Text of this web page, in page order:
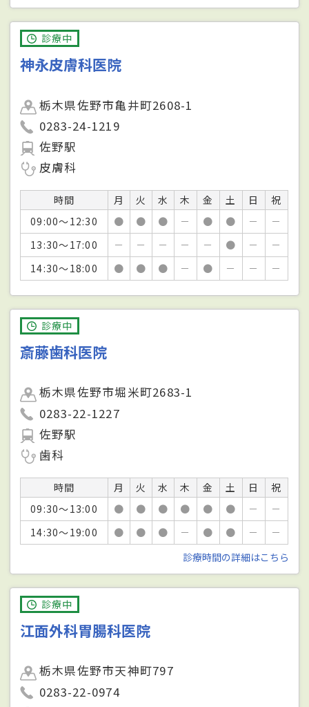
診療中
神永皮膚科医院
栃木県佐野市亀井町2608-1
0283-24-1219
佐野駅
皮膚科
時間 月 火 水 木 金 土 日
祝
09:00～12:30
● ● ● － ● ● －
－
13:30～17:00
－ － － － － ● －
－
14:30～18:00
● ● ● － ● － － －
診療中
斎藤歯科医院
栃木県佐野市堀米町2683-1
0283-22-1227
佐野駅
歯科
時間 月 火 水 木 金 土 日
祝
09:30～13:00
● ● ● ● ● ● －
－
14:30～19:00
● ● ● － ● ● －
－
診療時間の詳細はこちら
診療中
江面外科胃腸科医院
栃木県佐野市天神町797
0283-22-0974